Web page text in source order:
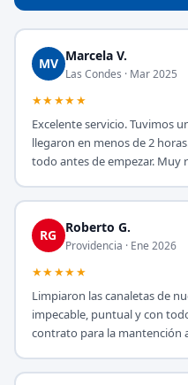
MV Marcela V.
Las Condes · Mar 2025
★★★★★
Excelente servicio. Tuvimos
llegaron en menos de 2
todo antes de empezar. Muy
RG Roberto G.
Providencia · Ene 2026
★★★★★
Limpiaron las canaletas de
impecable, puntual y con
contrato para la mantención